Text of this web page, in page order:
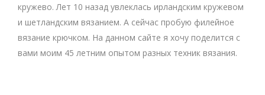
кружево. Лет 10 назад увлеклась ирландским кружевом
и шетландским вязанием. А сейчас пробую филейное
вязание крючком. На данном сайте я хочу поделится с
вами моим 45 летним опытом разных техник вязания.